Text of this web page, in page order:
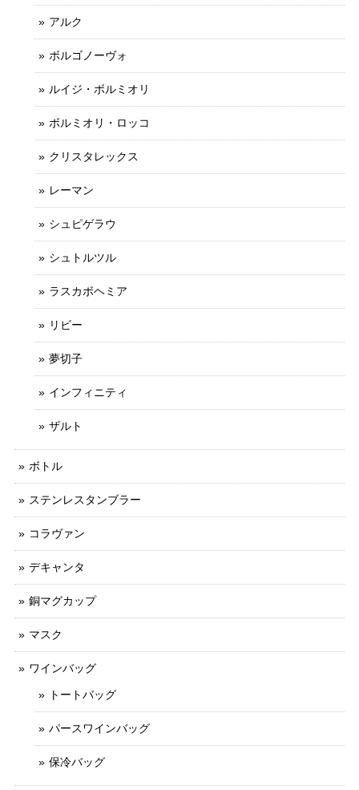
アルク
ボルゴノーヴォ
ルイジ・ボルミオリ
ボルミオリ・ロッコ
クリスタレックス
レーマン
シュピゲラウ
シュトルツル
ラスカボヘミア
リビー
夢切子
インフィニティ
ザルト
ボトル
ステンレスタンブラー
コラヴァン
デキャンタ
銅マグカップ
マスク
ワインバッグ
トートバッグ
パースワインバッグ
保冷バッグ